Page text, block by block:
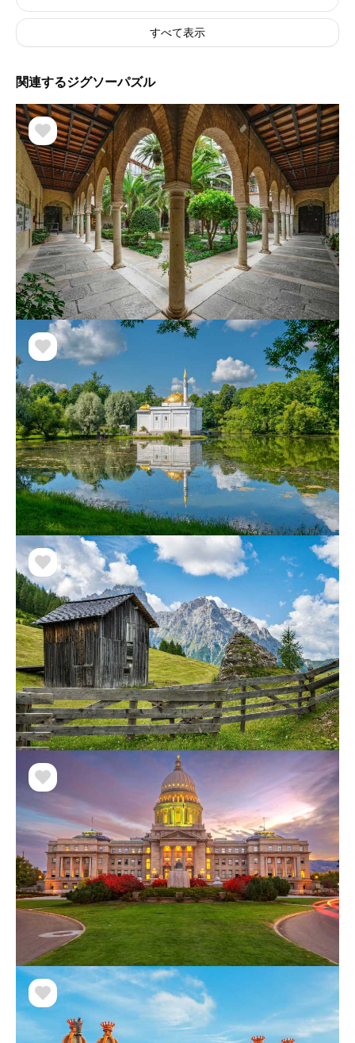
すべて表示
関連するジグソーパズル